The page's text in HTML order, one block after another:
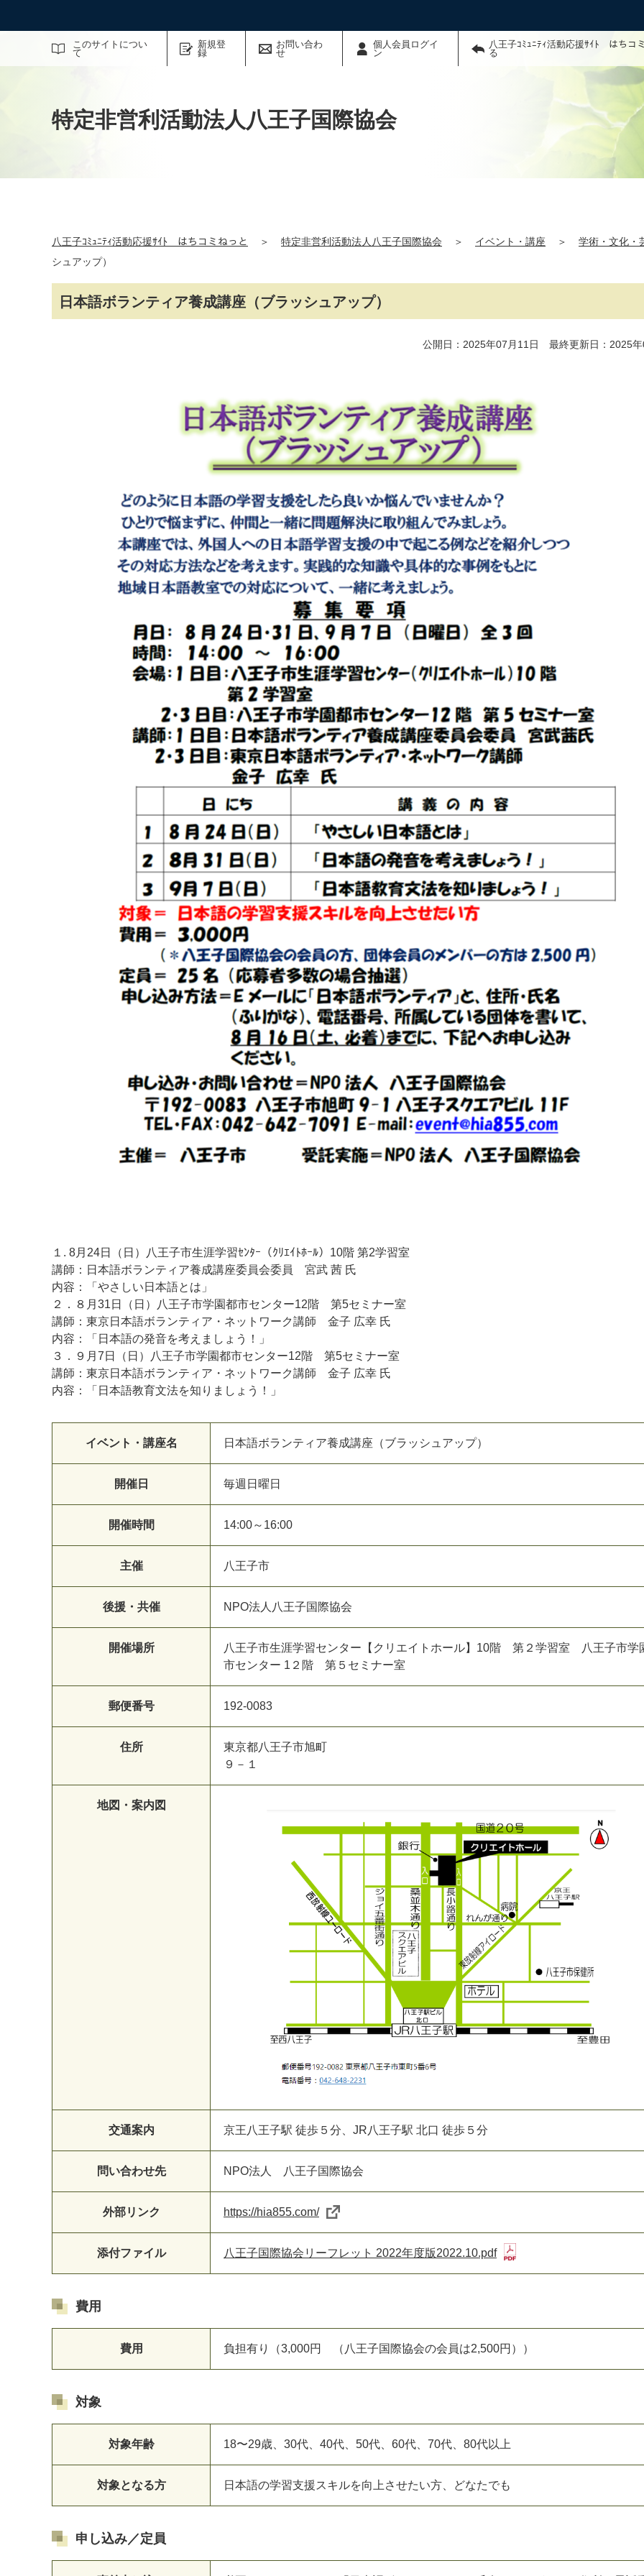
このサイトについ
て
新規登
録
お問い合わ
せ
個人会員ログイ
ン
八王子ｺﾐｭﾆﾃｨ活動応援ｻｲﾄ はちコ
る
サイト内検索
特定非営利活動法人八王子国際協会
八王子ｺﾐｭﾆﾃｨ活動応援ｻｲﾄ はちコミねっと ＞ 特定非営利活動法人八王子国際協会 ＞ イベント・講座 ＞
学術・文化・
シュアップ）
日本語ボランティア養成講座（ブラッシュアップ）
公開日：2025年07月11日 最終更新日：2025
１. 8月24日（日）八王子市生涯学習ｾﾝﾀｰ（ｸﾘｴｲﾄﾎｰﾙ）10階 第2学習室
講師：日本語ボランティア養成講座委員会委員 宮武 茜 氏
内容：「やさしい日本語とは」
２．８月31日（日）八王子市学園都市センター12階 第5セミナー室
講師：東京日本語ボランティア・ネットワーク講師 金子 広幸 氏
内容：「日本語の発音を考えましょう！」
３．９月7日（日）八王子市学園都市センター12階 第5セミナー室
講師：東京日本語ボランティア・ネットワーク講師 金子 広幸 氏
内容：「日本語教育文法を知りましょう！」
イベント・講座名 日本語ボランティア養成講座（ブラッシュアップ）
開催日 毎週日曜日
開催時間 14:00～16:00
主催 八王子市
後援・共催 NPO法人八王子国際協会
開催場所
八王子市生涯学習センター【クリエイトホール】10階 第２学習室 八王子市学
市センター 1２階 第５セミナー室
郵便番号 192-0083
住所
東京都八王子市旭町
９－１
地図・案内図
交通案内 京王八王子駅 徒歩５分、JR八王子駅 北口 徒歩５分
問い合わせ先 NPO法人 八王子国際協会
外部リンク https://hia855.com/
添付ファイル 八王子国際協会リーフレット 2022年度版2022.10.pdf
費用
費用 負担有り（3,000円 （八王子国際協会の会員は2,500円））
対象
対象年齢 18〜29歳、30代、40代、50代、60代、70代、80代以上
対象となる方 日本語の学習支援スキルを向上させたい方、どなたでも
申し込み／定員